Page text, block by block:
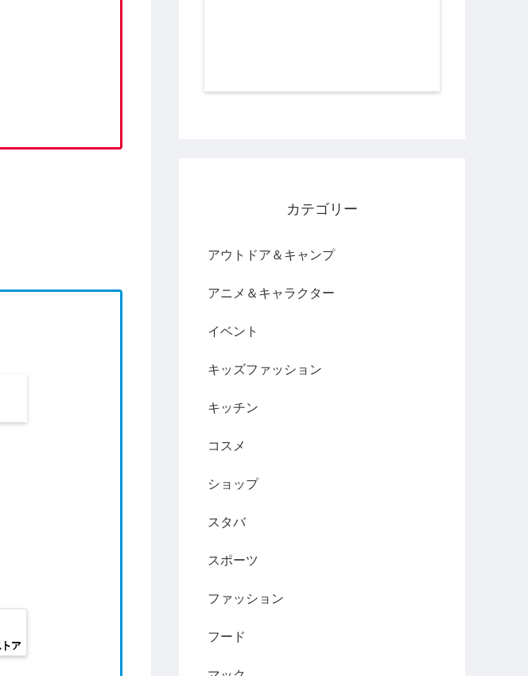
カテゴリー
アウトドア＆キャンプ
アニメ＆キャラクター
イベント
キッズファッション
キッチン
コスメ
ショップ
スタバ
スポーツ
ファッション
フード